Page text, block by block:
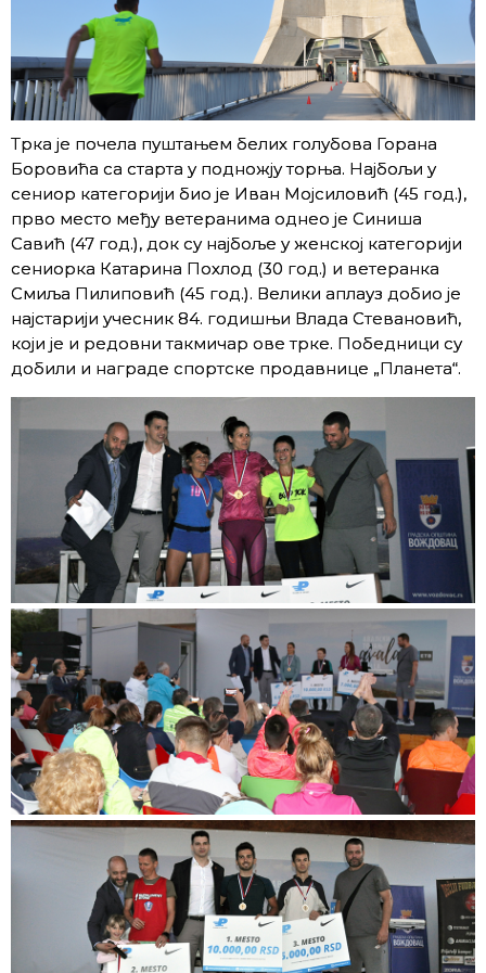
Трка је почела пуштањем белих голубова Горана
Боровића са старта у подножју торња. Најбољи у
сениор категорији био је Иван Мојсиловић (45 год.),
прво место међу ветеранима однео је Синиша
Савић (47 год.), док су најбоље у женској категорији
сениорка Катарина Похлод (30 год.) и ветеранка
Смиља Пилиповић (45 год.). Велики аплауз добио је
најстарији учесник 84. годишњи Влада Стевановић,
који је и редовни такмичар ове трке. Победници су
добили и награде спортске продавнице „Планета“.